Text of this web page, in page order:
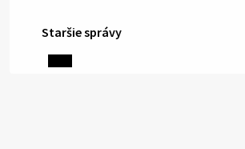
5. augusta 2026 13:10
Staršie správy